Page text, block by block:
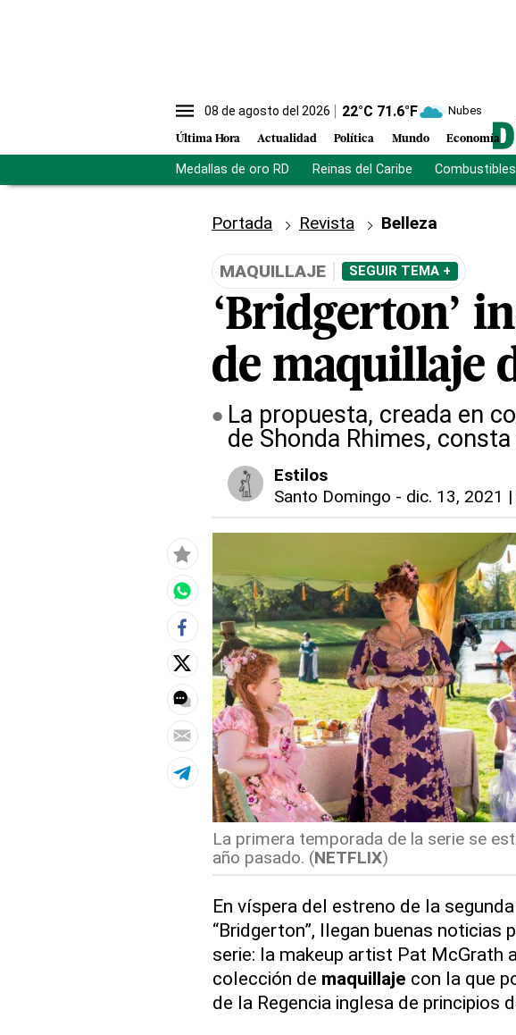
08 de agosto del 2026 22°C 71.6°F Nubes
Última Hora Actualidad Política Mundo Economía
Medallas de oro RD Reinas del Caribe Combustibles
Portada Revista Belleza
MAQUILLAJE SEGUIR TEMA +
‘Bridgerton’
de maquillaje
La propuesta, creada en
de Shonda Rhimes,
Estilos
Santo Domingo - dic. 13, 2021
La primera temporada de la serie se
año pasado. (NETFLIX)
En víspera del estreno de la
“Bridgerton”, llegan buenas noticias
serie: la makeup artist Pat McGrath
colección de maquillaje con la que
de la Regencia inglesa de principios